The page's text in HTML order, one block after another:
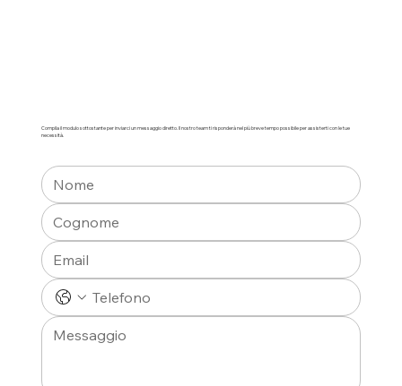
Compila il modulo sottostante per inviarci un messaggio diretto. Il nostro team ti risponderà nel più breve tempo possibile per assisterti con le tue
necessità.